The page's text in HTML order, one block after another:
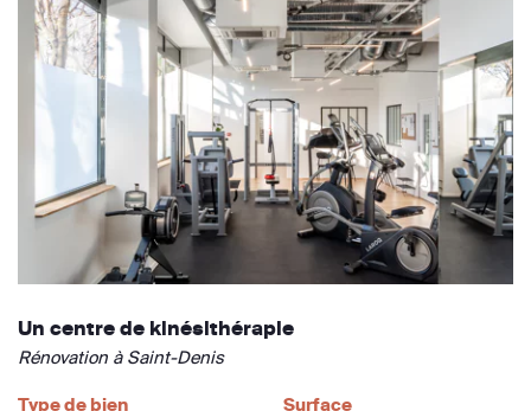
Un centre de kinésithérapie
Rénovation à Saint-Denis
Type de bien
Surface